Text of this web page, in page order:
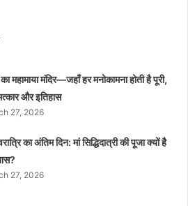
महामाया मंदिर—जहाँ हर मनोकामना होती है पूरी,
और इतिहास
27, 2026
का अंतिम दिन: मां सिद्धिदात्री की पूजा क्यों है
27, 2026